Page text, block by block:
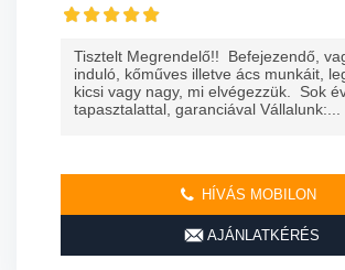
Tisztelt Megrendelő!! Befejezendő,
induló, kőműves illetve ács munkáit,
kicsi vagy nagy, mi elvégezzük. Sok
tapasztalattal, garanciával Vállalunk:...
HÍVÁS MOBILON
AJÁNLATKÉRÉS